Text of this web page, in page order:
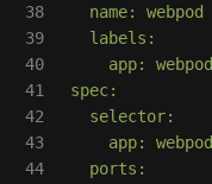
38
39
40
41
42
43
44
  name: webpod
  labels:
    app: webpod
spec:
  selector:
    app: webpod
  ports: